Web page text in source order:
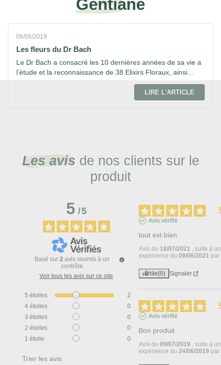
Gentiane
06/06/2019
Les fleurs du Dr Bach
Le Dr Bach a consacré les 10 dernières années de sa vie a
l’étude et la reconnaissance de 38 Elixirs Floraux, ainsi...
LIRE L'ARTICLE
Les avis de nos clients sur le
produit
5/5
Basé sur 2 avis soumis à un
contrôle
Voir tous les avis sur ce site
5 étoiles
2
4 étoiles
0
3 étoiles
0
2 étoiles
0
1 étoile 0
Trier les avis
Avis vérifié
tout est bien
Avis du 18/07/2021 , suite à
expérience du09/06/2021 par
Utile(0) Signaler
Avis vérifié
Bon produit
Avis du09/07/2019 , suite à
expérience du24/06/2019 par